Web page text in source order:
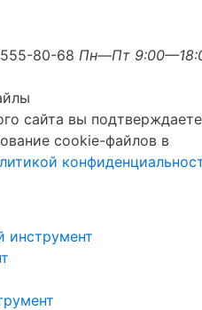
80-68 Пн—Пт
сайта вы подтверждаете
cookie-файлов в
инструмент